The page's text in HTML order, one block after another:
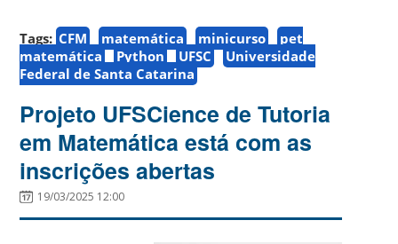
Tags: CFM matemática minicurso
pet
matemática
Python UFSC
Universidade
Federal de Santa Catarina
Projeto UFSCience de Tutoria
em Matemática está com as
inscrições abertas
19/03/2025 12:00